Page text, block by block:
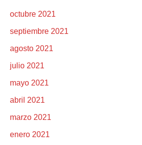
octubre 2021
septiembre 2021
agosto 2021
julio 2021
mayo 2021
abril 2021
marzo 2021
enero 2021